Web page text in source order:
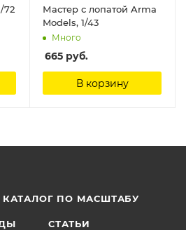
72
Мастер с лопатой Arma
Models, 1/43
Много
665 руб.
В корзину
КАТАЛОГ ПО МАСШТАБУ
СТАТЬИ